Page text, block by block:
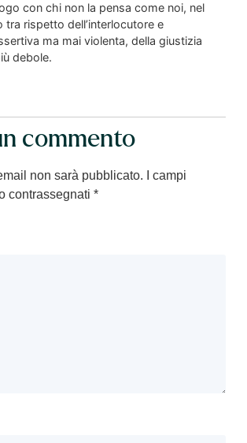
con chi non la pensa come noi, nel
tra rispetto dell’interlocutore e
ma mai violenta, della giustizia
debole.
commento
non sarà pubblicato.
I campi
contrassegnati *